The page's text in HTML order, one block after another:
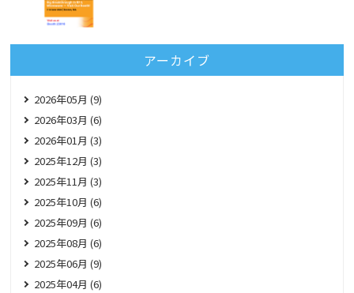
アーカイブ
2026年05月 (9)
2026年03月 (6)
2026年01月 (3)
2025年12月 (3)
2025年11月 (3)
2025年10月 (6)
2025年09月 (6)
2025年08月 (6)
2025年06月 (9)
2025年04月 (6)